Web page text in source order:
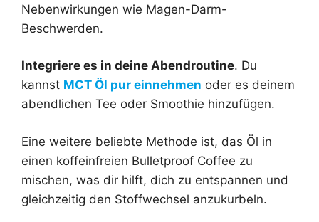
Nebenwirkungen wie Magen-Darm-
Beschwerden.
Integriere es in deine Abendroutine. Du
kannst MCT Öl pur einnehmen oder es deinem
abendlichen Tee oder Smoothie hinzufügen.
Eine weitere beliebte Methode ist, das Öl in
einen koffeinfreien Bulletproof Coffee zu
mischen, was dir hilft, dich zu entspannen und
gleichzeitig den Stoffwechsel anzukurbeln.